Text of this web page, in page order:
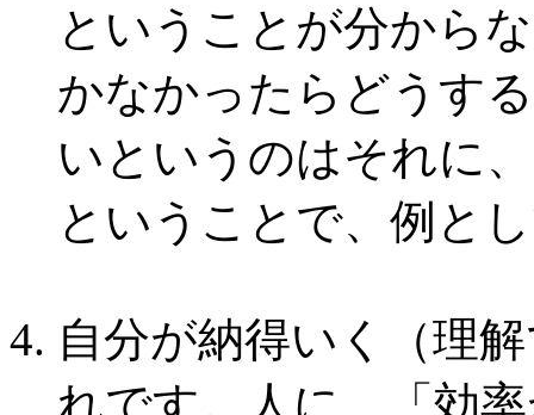
ということが分から
かなかったらどうす
いというのはそれに
ということで、例と
自分が納得いく（理
れです。人に、「効